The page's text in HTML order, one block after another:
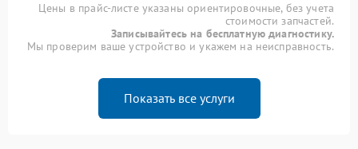
Цены в прайс-листе указаны ориентировочные, без учета
стоимости запчастей.
Записывайтесь на бесплатную диагностику.
Мы проверим ваше устройство и укажем на неисправность.
Показать все услуги